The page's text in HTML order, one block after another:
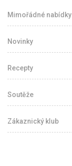
Mimořádné nabídky
Novinky
Recepty
Soutěže
Zákaznický klub